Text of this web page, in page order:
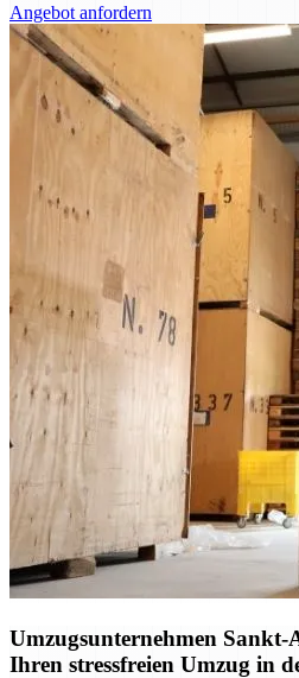
Angebot anfordern
Umzugsunternehmen
Ihren stressfreien Umzug in